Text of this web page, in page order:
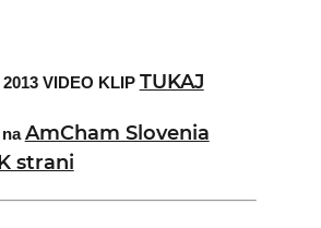
VIDEO KLIP TUKAJ
AmCham Slovenia
strani